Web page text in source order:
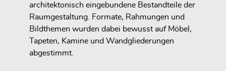
architektonisch eingebundene Bestandteile der
Raumgestaltung. Formate, Rahmungen und
Bildthemen wurden dabei bewusst auf Möbel,
Tapeten, Kamine und Wandgliederungen
abgestimmt.